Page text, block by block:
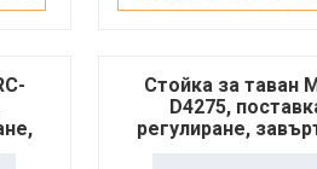
Стойка за таван
D4275,
регулиране,